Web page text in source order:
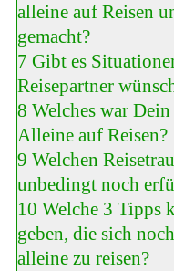
alleine auf Reisen
gemacht?
7 Gibt es
Reisepartner
8 Welches war
Alleine auf Reisen?
9 Welchen
unbedingt noch
10 Welche 3 Tipps
geben, die sich
alleine zu reisen?